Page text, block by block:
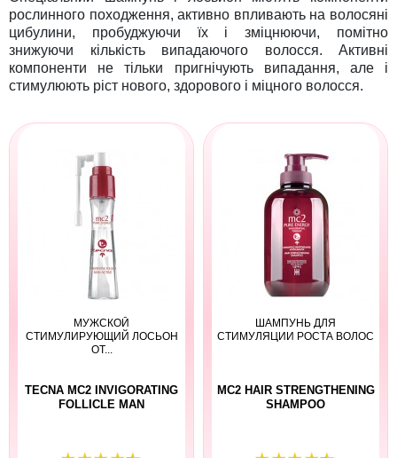
рослинного походження, активно впливають на волосяні
цибулини, пробуджуючи їх і зміцнюючи, помітно
знижуючи кількість випадаючого волосся. Активні
компоненти не тільки пригнічують випадання, але і
стимулюють ріст нового, здорового і міцного волосся.
МУЖСКОЙ
СТИМУЛИРУЮЩИЙ ЛОСЬОН
ОТ...
TECNA MC2 INVIGORATING
FOLLICLE MAN
ШАМПУНЬ ДЛЯ
СТИМУЛЯЦИИ РОСТА ВОЛОС
MC2 HAIR STRENGTHENING
SHAMPOO